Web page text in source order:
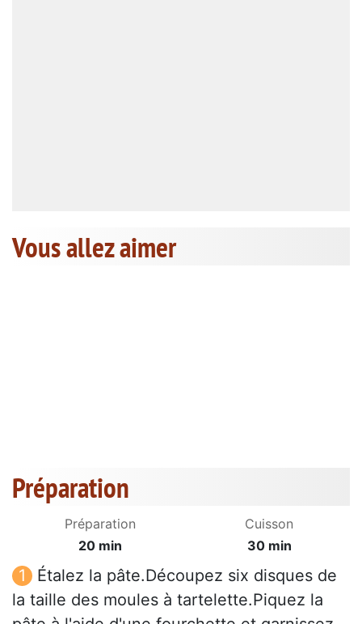
Vous allez aimer
Préparation
Préparation
20 min
Cuisson
30 min
Étalez la pâte.Découpez six disques de
la taille des moules à tartelette.Piquez la